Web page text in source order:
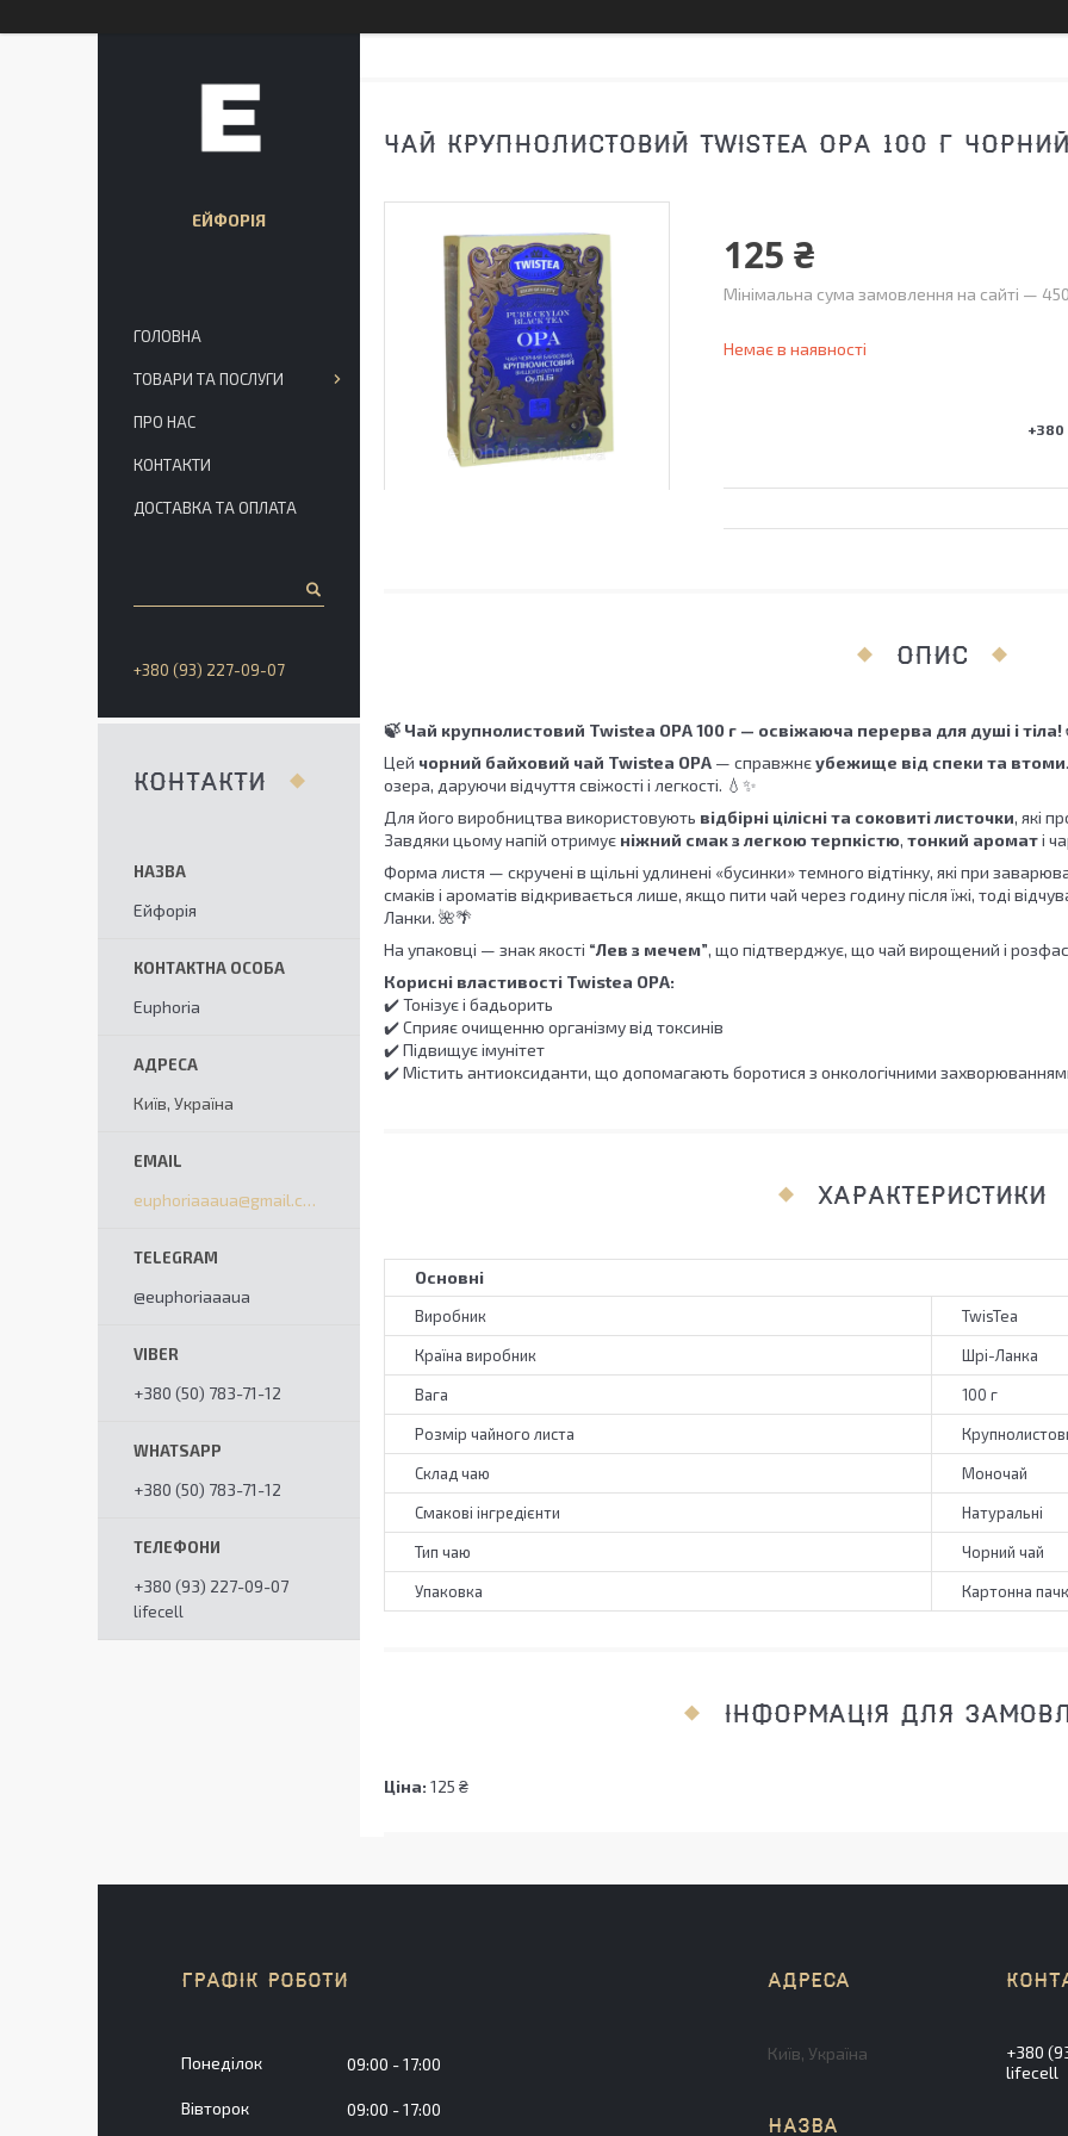
ЧАЙ КРУПНОЛИСТОВИЙ TWISTEA OPA 100 Г
125 ₴
Мінімальна сума замовлення на сайті —
Немає в наявності
ОПИС
🍃 Чай крупнолистовий Twistea OPA 100 г — освіжаюча перерва для душі і тіла!
Цей чорний байховий чай Twistea OPA — справжнєубежище від спеки та втоми
озера, даруючи відчуття свіжості і легкості. 💧✨
Для його виробництва використовують відбірні цілісні та соковиті листочки, які
Завдяки цьому напій отримує ніжний смак з легкою терпкістю, тонкий ароматі
Форма листя — скручені в щільні удлинені «бусинки» темного відтінку, які при
смаків і ароматів відкривається лише, якщо пити чай через годину після їжі, тоді
Ланки. 🌺🌴
На упаковці — знак якості “Лев з мечем”, що підтверджує, що чай вирощений і
Корисні властивості Twistea OPA:
✔️ Тонізує і бадьорить
✔️ Сприяє очищенню організму від токсинів
✔️ Підвищує імунітет
✔️ Містить антиоксиданти, що допомагають боротися з онкологічними
ХАРАКТЕРИСТИКИ
Основні
Виробник TwisTea
Країна виробник Шрі-Ланка
Вага 100 г
Розмір чайного листа
Склад чаю Моночай
Смакові інгредієнти Натуральні
Тип чаю Чорний чай
Упаковка Картонна
ІНФОРМАЦІЯ ДЛЯ
Ціна: 125 ₴
ЕЙФОРІЯ
ГОЛОВНА
ТОВАРИ ТА ПОСЛУГИ
ПРО НАС
КОНТАКТИ
ДОСТАВКА ТА ОПЛАТА
+380 (93) 227-09-07
КОНТАКТИ
Ейфорія
Euphoria
Київ, Україна
euphoriaaaua@gmail.com
@euphoriaaaua
+380 (50) 783-71-12
+380 (50) 783-71-12
+380 (93) 227-09-07
lifecell
ГРАФІК РОБОТИ
Понеділок 09:00 17:00
Вівторок 09:00 17:00
Київ, Україна
+380
lifecell